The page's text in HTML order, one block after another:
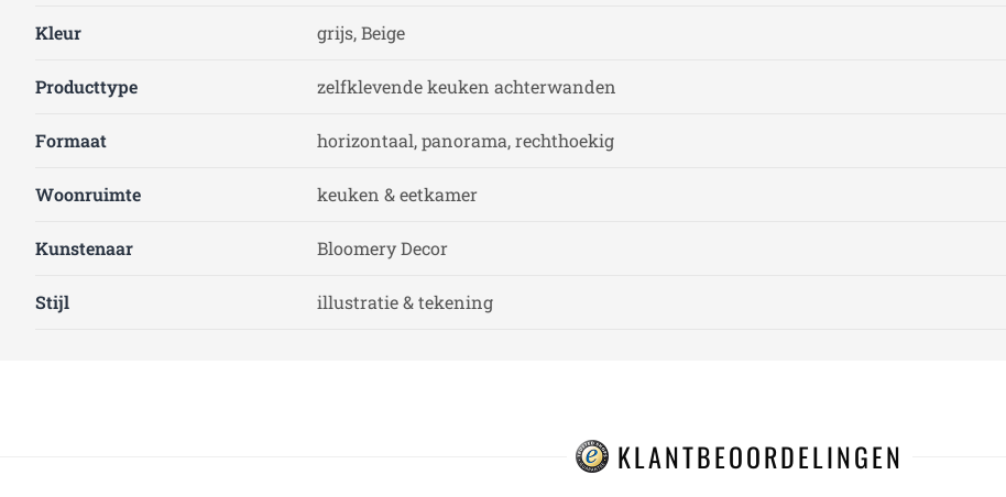
Kleur grijs, Beige
Producttype zelfklevende keuken achterwanden
Formaat horizontaal, panorama, rechthoekig
Woonruimte keuken & eetkamer
Kunstenaar Bloomery Decor
Stijl illustratie & tekening
KLANTBEOORDELINGEN